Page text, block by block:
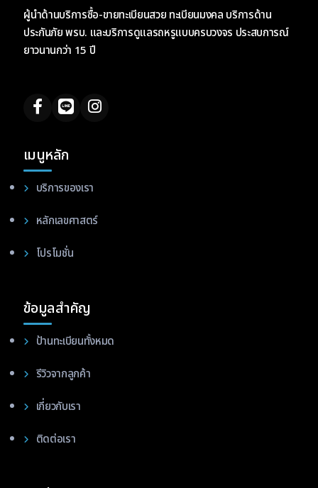
ผู้นำด้านบริการซื้อ-ขายทะเบียนสวย ทะเบียนมงคล บริการด้าน
ประกันภัย พรบ. และบริการดูแลรถหรูแบบครบวงจร ประสบการณ์
ยาวนานกว่า 15 ปี
เมนูหลัก
บริการของเรา
หลักเลขศาสตร์
โปรโมชั่น
ข้อมูลสำคัญ
ป้านทะเบียนทั้งหมด
รีวิวจากลูกค้า
เกี่ยวกับเรา
ติดต่อเรา